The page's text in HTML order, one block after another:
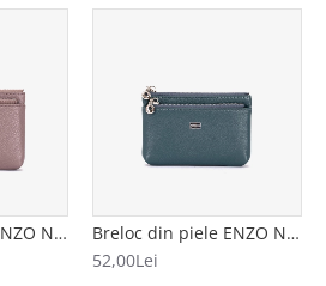
Breloc din piele ENZO NORI model FILL bej
Breloc din piele ENZO NORI model FILL albastru
52,00Lei